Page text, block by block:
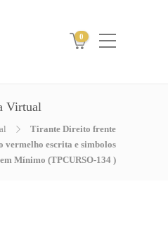
0
Virtual
Tirante Direito frente
vermelho escrita e simbolos
Mínimo (TPCURSO-134 )